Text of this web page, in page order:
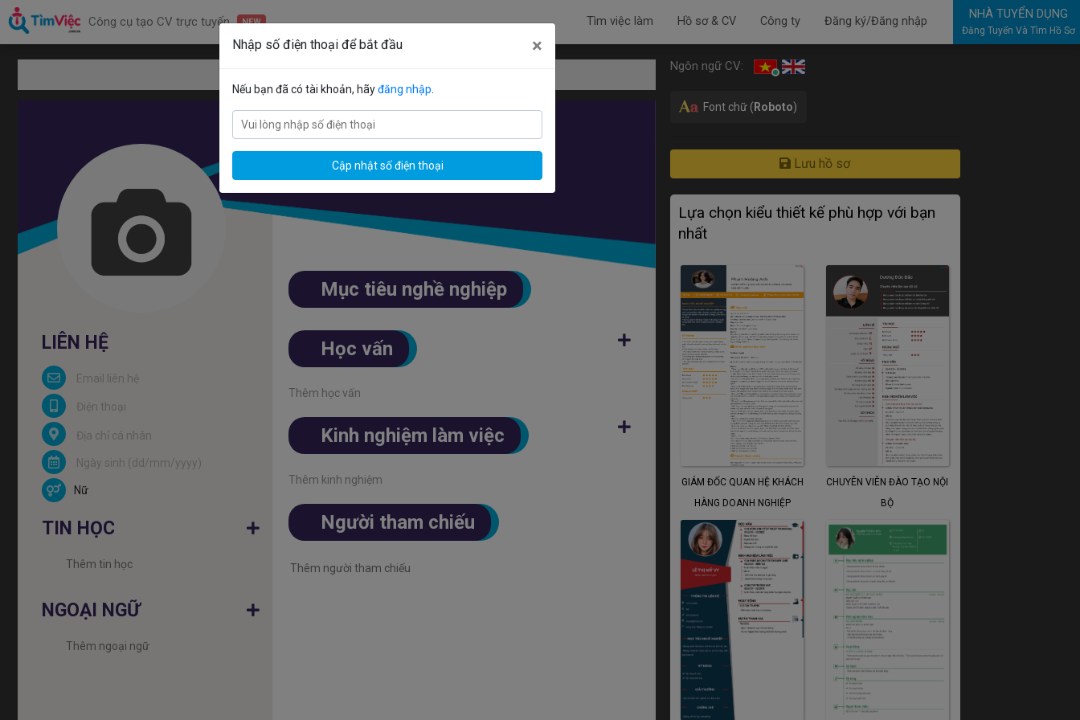
Công cụ tạo CV trực tuyến NEW Tìm việc làm Hồ sơ & CV Công ty Đăng ký/Đăng nhập
NHÀ TUYỂN DỤNG
Đăng Tuyển Và Tìm Hồ Sơ
LIÊN HỆ
Nữ
TIN HỌC
NGOẠI NGỮ
Nhân viên kinh doanh
Mục tiêu nghề nghiệp
Học vấn
Thêm học vấn
Kinh nghiệm làm việc
Thêm kinh nghiệm
Người tham chiếu
Ngôn ngữ CV:
Font chữ ( Roboto)
Lưu hồ sơ
Lựa chọn kiểu thiết kế phù hợp với bạn
nhất
GIÁM ĐỐC QUAN HỆ KHÁCH
HÀNG DOANH NGHIỆP
CHUYÊN VIÊN ĐÀO TẠO NỘI
BỘ
Nhập số điện thoại để bắt đầu ×
Nếu bạn đã có tài khoản, hãyđăng nhập
Cập nhật số điện thoại